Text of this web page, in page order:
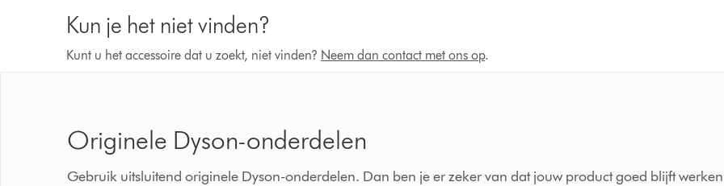
Kun je het niet vinden?
Kunt u het accessoire dat u zoekt, niet vinden? Neem dan contact met ons op.
Originele Dyson-onderdelen
Gebruik uitsluitend originele Dyson-onderdelen. Dan ben je er zeker van dat jouw product goed blijft